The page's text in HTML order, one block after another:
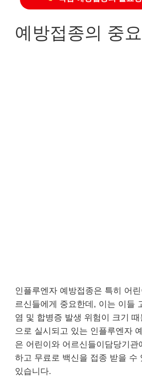
예방접종의 중
인플루엔자 예방접종은 특히 어
르신들에게 중요한데, 이는 이들
염 및 합병증 발생 위험이 크기
으로 실시되고 있는 인플루엔자
은 어린이와 어르신들이담당기관
하고 무료로 백신을 접종 받을 수
있습니다.